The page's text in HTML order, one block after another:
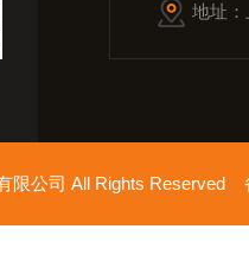
地址
限公司 All Rights Reserved